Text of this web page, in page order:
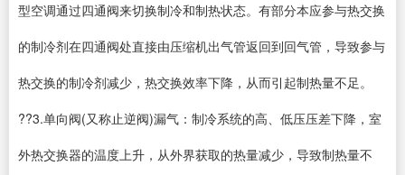
型空调通过四通阀来切换制冷和制热状态。有部分本应参与热交换
的制冷剂在四通阀处直接由压缩机出气管返回到回气管，导致参与
热交换的制冷剂减少，热交换效率下降，从而引起制热量不足。
??3.单向阀(又称止逆阀)漏气：制冷系统的高、低压压差下降，室
外热交换器的温度上升，从外界获取的热量减少，导致制热量不